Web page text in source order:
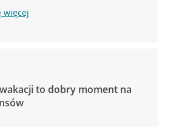
więcej
to dobry moment na